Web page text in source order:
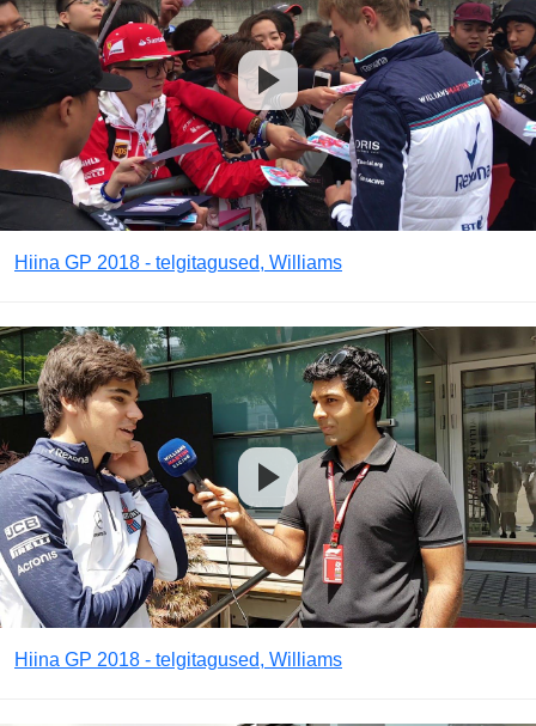
Hiina GP 2018 - telgitagused, Williams
Hiina GP 2018 - telgitagused, Williams